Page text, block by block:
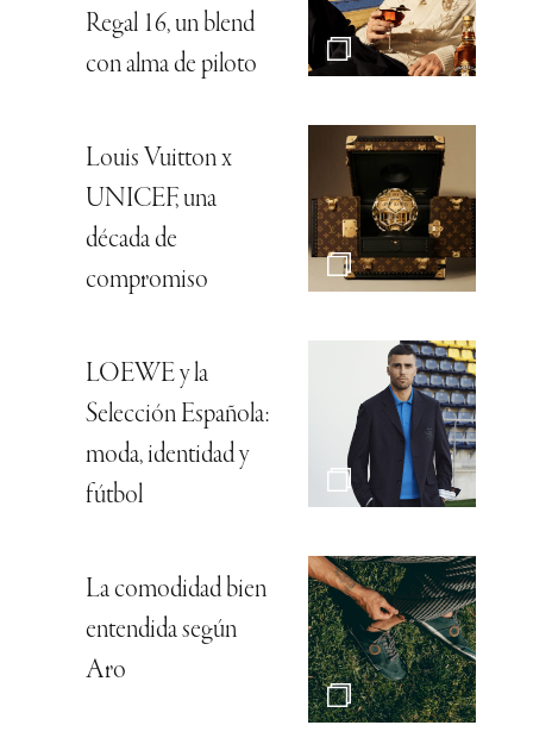
Regal 16, un blend
con alma de piloto
Louis Vuitton x
UNICEF, una
década de
compromiso
LOEWE y la
Selección Española:
moda, identidad y
fútbol
La comodidad bien
entendida según
Aro